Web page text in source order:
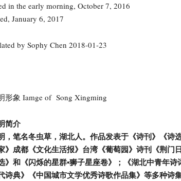
in the early morning, October 7, 2016
January 6, 2017
by Sophy Chen 2018-01-23
形象 Iamge of Song Xingming
简介
，笔名冬虫草，湖北人。作品发表于《诗刊》《诗
》成都《文化生活报》台湾《葡萄园》诗刊《荆门
》和《闪烁的星群•狮子星座卷》；《湖北中青年
诗典》《中国城市文学优秀诗歌作品集》等多种诗集